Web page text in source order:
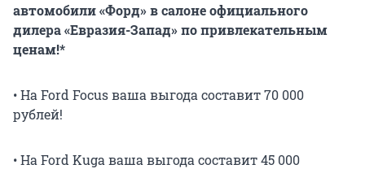
автомобили «Форд» в салоне официального
дилера «Евразия-Запад» по привлекательным
ценам!*
• На Ford Focus ваша выгода составит 70 000
рублей!
• На Ford Kuga ваша выгода составит 45 000